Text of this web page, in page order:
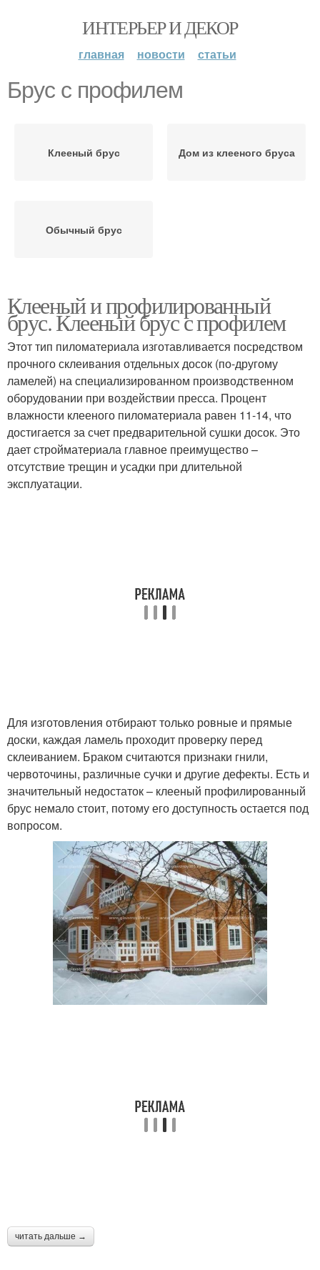
ИНТЕРЬЕР И ДЕКОР
главная новости статьи
Брус с профилем
Клееный брус Дом из клееного бруса
Обычный брус
Клееный и профилированный
брус. Клееный брус с профилем
Этот тип пиломатериала изготавливается посредством
прочного склеивания отдельных досок (по-другому
ламелей) на специализированном производственном
оборудовании при воздействии пресса. Процент
влажности клееного пиломатериала равен 11-14, что
достигается за счет предварительной сушки досок. Это
дает стройматериала главное преимущество –
отсутствие трещин и усадки при длительной
эксплуатации.
Для изготовления отбирают только ровные и прямые
доски, каждая ламель проходит проверку перед
склеиванием. Браком считаются признаки гнили,
червоточины, различные сучки и другие дефекты. Есть и
значительный недостаток – клееный профилированный
брус немало стоит, потому его доступность остается под
вопросом.
читать дальше →